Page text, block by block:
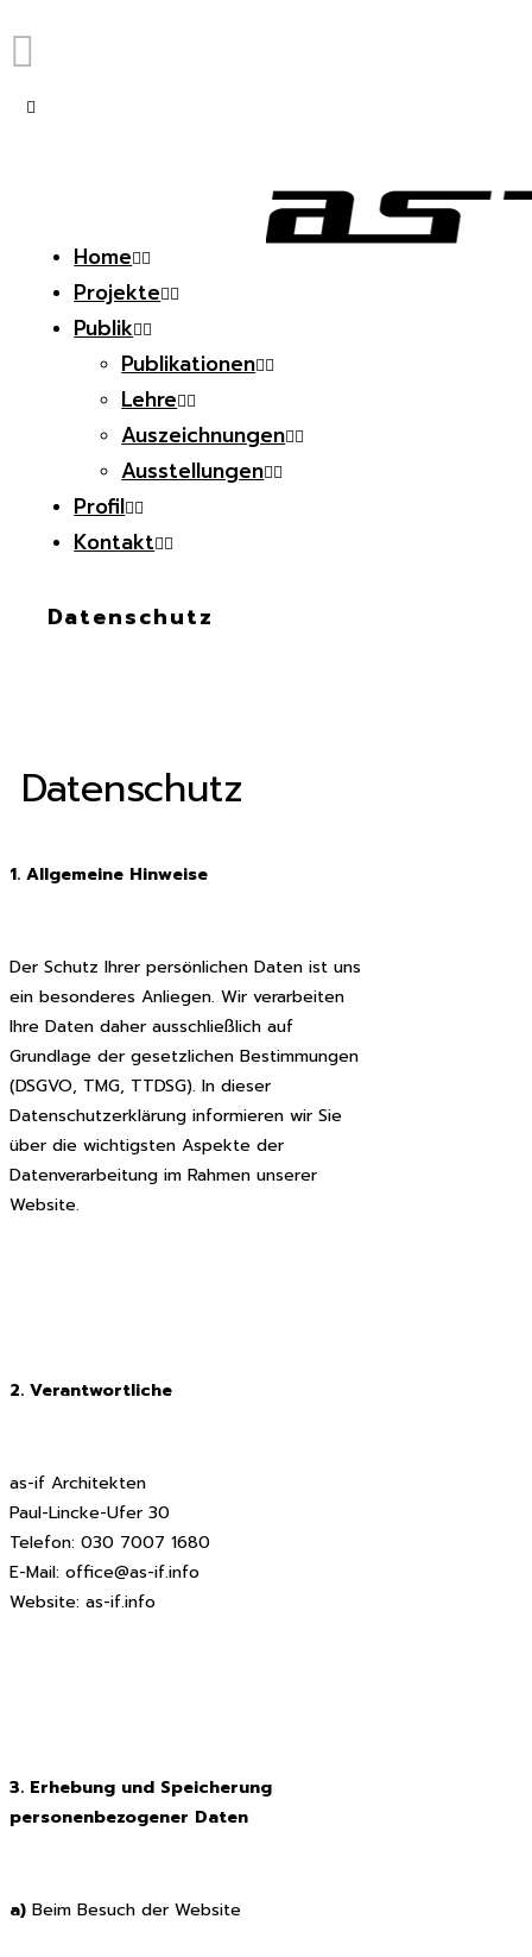
Home
Projekte
Publik
Publikationen
Lehre
Auszeichnungen
Ausstellungen
Profil
Kontakt
Datenschutz
Datenschutz
1. Allgemeine Hinweise
Der Schutz Ihrer persönlichen Daten ist uns
ein besonderes Anliegen. Wir verarbeiten
Ihre Daten daher ausschließlich auf
Grundlage der gesetzlichen Bestimmungen
(DSGVO, TMG, TTDSG). In dieser
Datenschutzerklärung informieren wir Sie
über die wichtigsten Aspekte der
Datenverarbeitung im Rahmen unserer
Website.
2. Verantwortliche
as-if Architekten
Paul-Lincke-Ufer 30
Telefon: 030 7007 1680
E-Mail: office@as-if.info
Website: as-if.info
3. Erhebung und Speicherung
personenbezogener Daten
a) Beim Besuch der Website